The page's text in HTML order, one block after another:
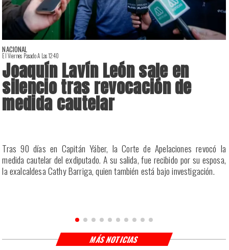
NACIONAL
El Viernes Pasado A Las 12:40
Joaquín Lavín León sale en
silencio tras revocación de
medida cautelar
Tras 90 días en Capitán Yáber, la Corte de Apelaciones revocó la
medida cautelar del exdiputado. A su salida, fue recibido por su esposa,
la exalcaldesa Cathy Barriga, quien también está bajo investigación.
MÁS NOTICIAS